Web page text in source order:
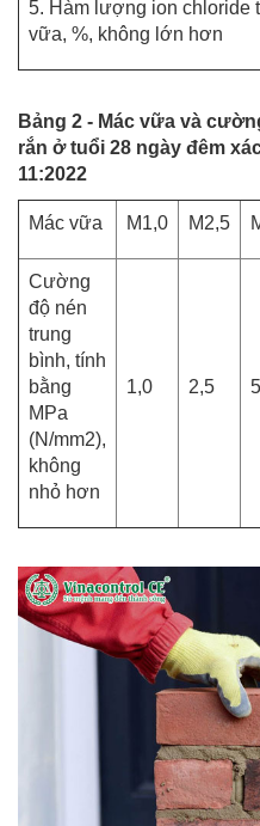
5. Hàm lượng ion chloride
vữa, %, không lớn hơn
Bảng 2 - Mác vữa và
rắn ở tuổi 28 ngày đêm
11:2022
Mác vữa M1,0 M2,5
Cường
độ nén
trung
bình, tính
bằng
MPa
(N/mm2),
không
nhỏ hơn
1,0 2,5